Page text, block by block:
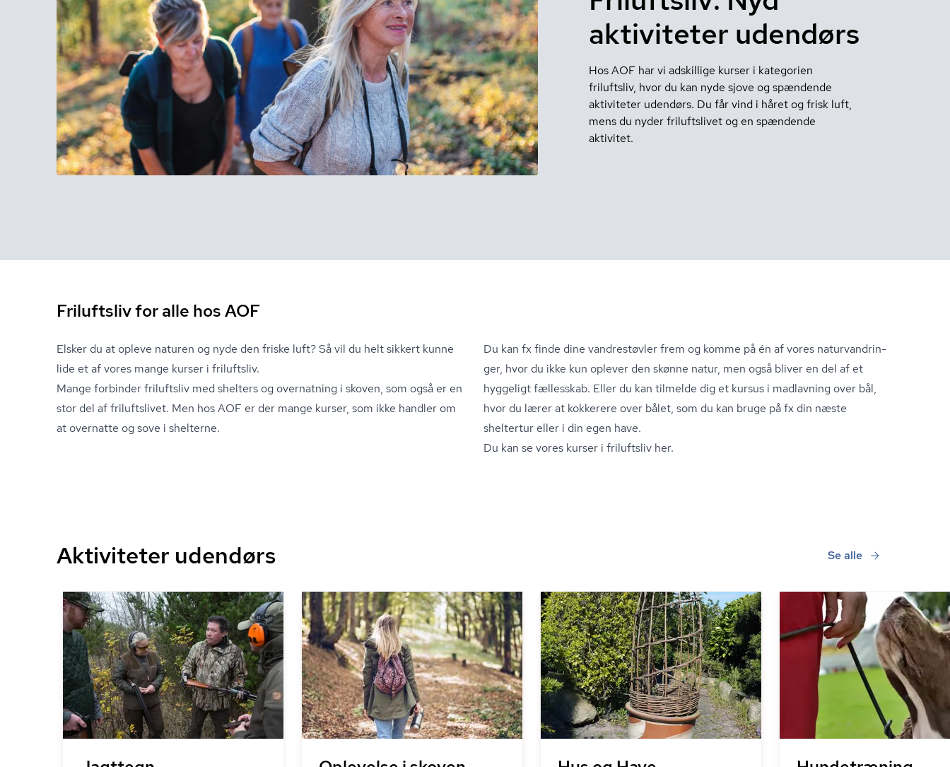
aktiviteter udendørs
Hos AOF har vi adskillige kurser i kategorien
friluftsliv, hvor du kan nyde sjove og spændende
aktiviteter udendørs. Du får vind i håret og frisk luft,
mens du nyder friluftslivet og en spændende
aktivitet.
Friluftsliv for alle hos AOF
Elsker du at opleve naturen og nyde den friske luft? Så vil du helt sikkert kunne
lide et af vores mange kurser i friluftsliv.
Mange forbinder friluftsliv med shelters og overnatning i skoven, som også er en
stor del af friluftslivet. Men hos AOF er der mange kurser, som ikke handler om
at overnatte og sove i shelterne.
Du kan fx finde dine vandrestøvler frem og komme på én af vores na­tur­van­drin­
ger, hvor du ikke kun oplever den skønne natur, men også bliver en del af et
hyggeligt fællesskab. Eller du kan tilmelde dig et kursus i madlavning over bål,
hvor du lærer at kokkerere over bålet, som du kan bruge på fx din næste
sheltertur eller i din egen have.
Du kan se vores kurser i friluftsliv her.
Aktiviteter udendørs Se alle